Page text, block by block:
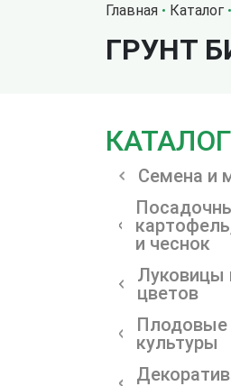
Главная Каталог
ГРУНТ
КАТАЛОГ
Семена и
и чеснок
Луковицы
цветов
Плодовые
культуры